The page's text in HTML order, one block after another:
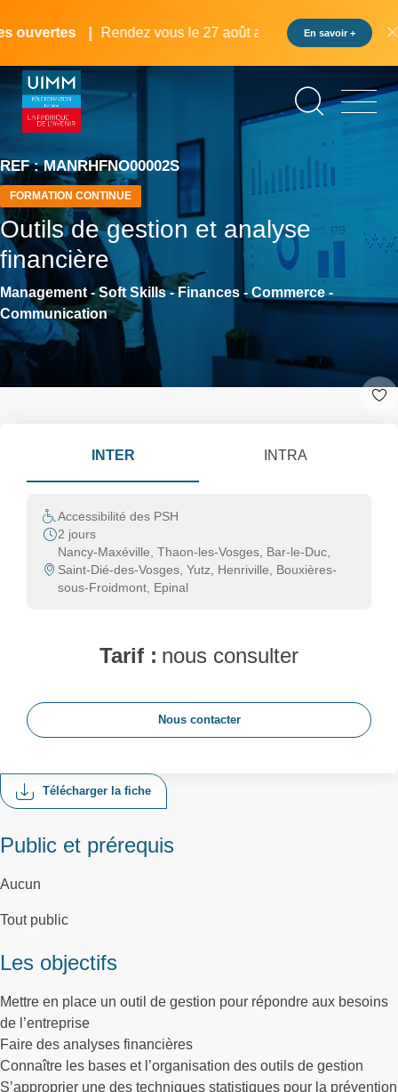
au
principal
Rendez vous le 27 août au pôle formation UIMM
En savoir +
REF : MANRHFNO00002S
FORMATION CONTINUE
Outils de gestion et analyse
financière
Management - Soft Skills - Finances - Commerce -
Communication
Télécharger la fiche
Public et prérequis
Aucun
Tout public
Les objectifs
Mettre en place un outil de gestion pour répondre aux besoins
de l’entreprise
Faire des analyses financières
Connaître les bases et l’organisation des outils de gestion
S’approprier une des techniques statistiques pour la prévention
INTER INTRA
Accessibilité des PSH
2 jours
Nancy-Maxéville, Thaon-les-Vosges, Bar-le-Duc,
Saint-Dié-des-Vosges, Yutz, Henriville, Bouxières-
sous-Froidmont, Epinal
Tarif : nous consulter
Nous contacter